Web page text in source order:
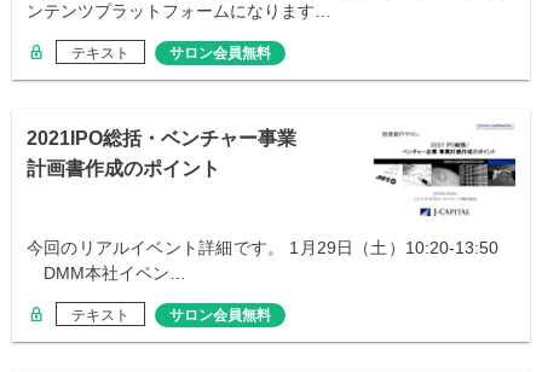
ンテンツプラットフォームになります…
テキスト サロン会員無料
2021IPO総括・ベンチャー事業
計画書作成のポイント
今回のリアルイベント詳細です。 1月29日（土）10:20-13:50
DMM本社イベン…
テキスト サロン会員無料